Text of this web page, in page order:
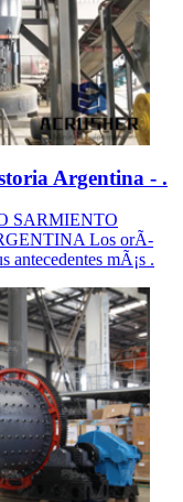
Argentina - .
SARMIENTO
Los orÃ­
antecedentes mÃ¡s .